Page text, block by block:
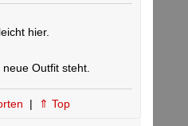
hier.
Outfit steht.
| ⇑ Top